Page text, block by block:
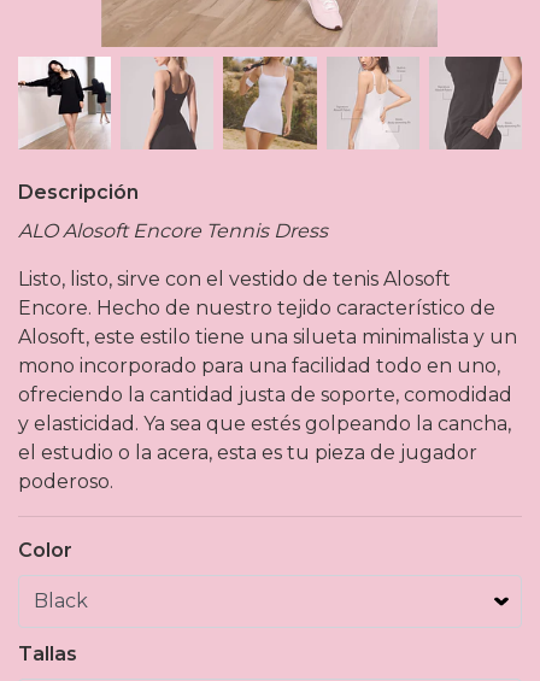
Descripción
ALO Alosoft Encore Tennis Dress
Listo, listo, sirve con el vestido de tenis Alosoft
Encore. Hecho de nuestro tejido característico de
Alosoft, este estilo tiene una silueta minimalista y un
mono incorporado para una facilidad todo en uno,
ofreciendo la cantidad justa de soporte, comodidad
y elasticidad. Ya sea que estés golpeando la cancha,
el estudio o la acera, esta es tu pieza de jugador
poderoso.
Color
Tallas